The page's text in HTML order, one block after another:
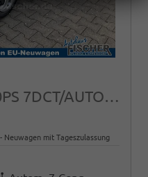
Family 1.0 T-GDI 90PS 7DCT/AUTOMATIK, NAVI Sitzheizung + Lenkradheizung ALU Klimaautomatik RFK
Neuwagen mit Tageszulassung
Getriebe